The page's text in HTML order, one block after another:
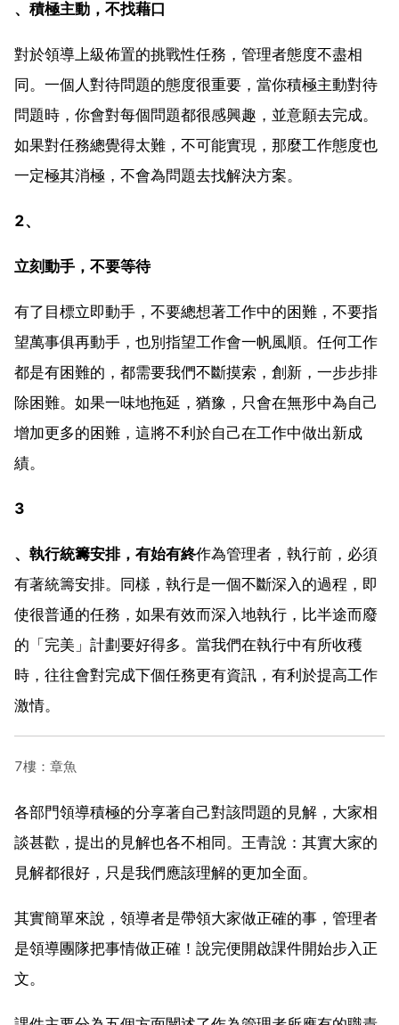
、積極主動，不找藉口
對於領導上級佈置的挑戰性任務，管理者態度不盡相
同。一個人對待問題的態度很重要，當你積極主動對待
問題時，你會對每個問題都很感興趣，並意願去完成。
如果對任務總覺得太難，不可能實現，那麼工作態度也
一定極其消極，不會為問題去找解決方案。
2、
立刻動手，不要等待
有了目標立即動手，不要總想著工作中的困難，不要指
望萬事俱再動手，也別指望工作會一帆風順。任何工作
都是有困難的，都需要我們不斷摸索，創新，一步步排
除困難。如果一味地拖延，猶豫，只會在無形中為自己
增加更多的困難，這將不利於自己在工作中做出新成
績。
3
、執行統籌安排，有始有終作為管理者，執行前，必須
有著統籌安排。同樣，執行是一個不斷深入的過程，即
使很普通的任務，如果有效而深入地執行，比半途而廢
的「完美」計劃要好得多。當我們在執行中有所收穫
時，往往會對完成下個任務更有資訊，有利於提高工作
激情。
7樓：章魚
各部門領導積極的分享著自己對該問題的見解，大家相
談甚歡，提出的見解也各不相同。王青說：其實大家的
見解都很好，只是我們應該理解的更加全面。
其實簡單來說，領導者是帶領大家做正確的事，管理者
是領導團隊把事情做正確！說完便開啟課件開始步入正
文。